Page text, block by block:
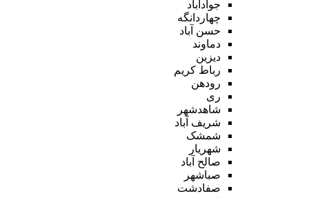
جوادآباد
چهاردانگه
حسن آباد
دماوند
دیزین
رباط کریم
رودهن
ری
شاهدشهر
شریف آباد
شمشک
شهریار
صالح آباد
صباشهر
صفادشت